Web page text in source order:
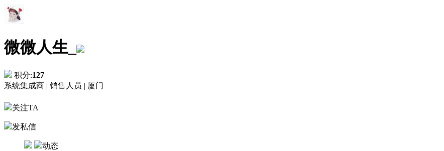
微微人生_
积分:127
系统集成商 | 销售人员 | 厦门
关注TA
发私信
动态